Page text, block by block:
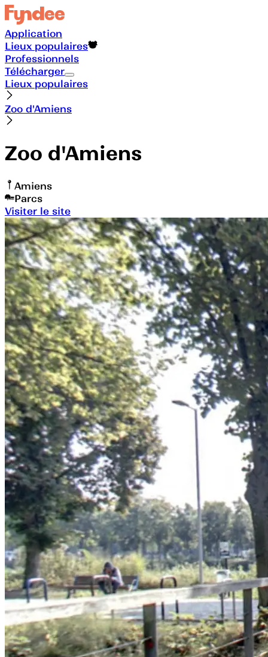
Application
Lieux populaires
Professionnels
Télécharger
Lieux populaires
Zoo d'Amiens
Zoo d'Amiens
Amiens
Parcs
Visiter le site